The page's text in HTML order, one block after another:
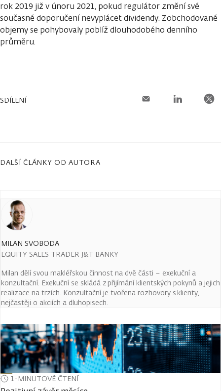
rok 2019 již v únoru 2021, pokud regulátor změní své
současné doporučení nevyplácet dividendy. Zobchodované
objemy se pohybovaly poblíž dlouhodobého denního
průměru.
SDÍLENÍ
DALŠÍ ČLÁNKY OD AUTORA
MILAN SVOBODA
EQUITY SALES TRADER J&T BANKY
Milan dělí svou makléřskou činnost na dvě části – exekuční a
konzultační. Exekuční se skládá z přijímání klientských pokynů a jejich
realizace na trzích. Konzultační je tvořena rozhovory s klienty,
nejčastěji o akciích a dluhopisech.
1-MINUTOVÉ ČTENÍ